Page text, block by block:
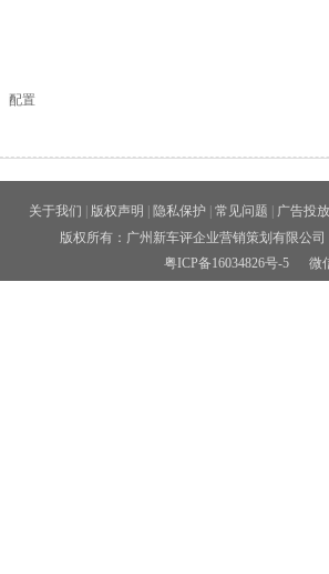
配置
关于我们 版权声明 隐私保护 常见问题
广告投放
版权所有：广州新车评企业营销策划有限公
粤ICP备16034826号-5微信